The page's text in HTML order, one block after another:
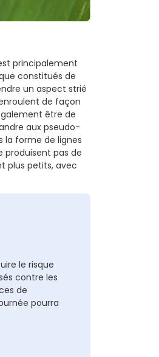
principalement
constitués de
un aspect strié
de façon
être de
aux pseudo-
la forme de lignes
pas de
plus petits, avec
le risque
contre les
de
pourra